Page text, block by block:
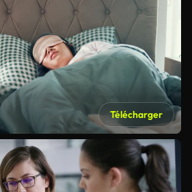
Télécharger